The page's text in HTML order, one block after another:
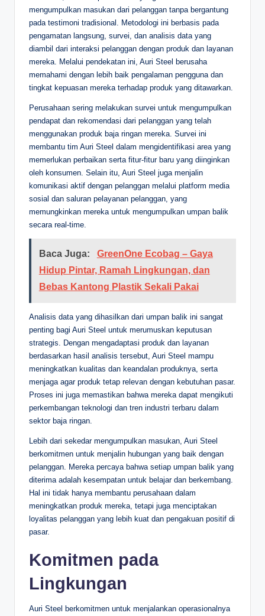
mengumpulkan masukan dari pelanggan tanpa bergantung
pada testimoni tradisional. Metodologi ini berbasis pada
pengamatan langsung, survei, dan analisis data yang
diambil dari interaksi pelanggan dengan produk dan layanan
mereka. Melalui pendekatan ini, Auri Steel berusaha
memahami dengan lebih baik pengalaman pengguna dan
tingkat kepuasan mereka terhadap produk yang ditawarkan.
Perusahaan sering melakukan survei untuk mengumpulkan
pendapat dan rekomendasi dari pelanggan yang telah
menggunakan produk baja ringan mereka. Survei ini
membantu tim Auri Steel dalam mengidentifikasi area yang
memerlukan perbaikan serta fitur-fitur baru yang diinginkan
oleh konsumen. Selain itu, Auri Steel juga menjalin
komunikasi aktif dengan pelanggan melalui platform media
sosial dan saluran pelayanan pelanggan, yang
memungkinkan mereka untuk mengumpulkan umpan balik
secara real-time.
Baca Juga:
GreenOne Ecobag – Gaya
Hidup Pintar, Ramah Lingkungan, dan
Bebas Kantong Plastik Sekali Pakai
Analisis data yang dihasilkan dari umpan balik ini sangat
penting bagi Auri Steel untuk merumuskan keputusan
strategis. Dengan mengadaptasi produk dan layanan
berdasarkan hasil analisis tersebut, Auri Steel mampu
meningkatkan kualitas dan keandalan produknya, serta
menjaga agar produk tetap relevan dengan kebutuhan pasar.
Proses ini juga memastikan bahwa mereka dapat mengikuti
perkembangan teknologi dan tren industri terbaru dalam
sektor baja ringan.
Lebih dari sekedar mengumpulkan masukan, Auri Steel
berkomitmen untuk menjalin hubungan yang baik dengan
pelanggan. Mereka percaya bahwa setiap umpan balik yang
diterima adalah kesempatan untuk belajar dan berkembang.
Hal ini tidak hanya membantu perusahaan dalam
meningkatkan produk mereka, tetapi juga menciptakan
loyalitas pelanggan yang lebih kuat dan pengakuan positif di
pasar.
Komitmen pada
Lingkungan
Auri Steel berkomitmen untuk menjalankan operasionalnya